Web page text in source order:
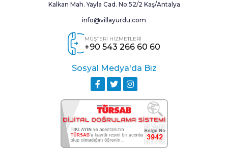
Kalkan Mah. Yayla Cad. No:52/2 Kaş/Antalya
info@villayurdu.com
MÜŞTERİ HİZMETLERİ
+90 543 266 60 60
Sosyal Medya'da Biz